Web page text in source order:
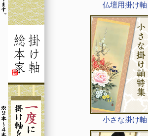
仏壇用掛け軸
小さな掛け軸